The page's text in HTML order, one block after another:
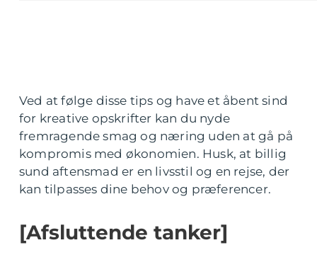
Ved at følge disse tips og have et åbent sind
for kreative opskrifter kan du nyde
fremragende smag og næring uden at gå på
kompromis med økonomien. Husk, at billig
sund aftensmad er en livsstil og en rejse, der
kan tilpasses dine behov og præferencer.
[Afsluttende tanker]